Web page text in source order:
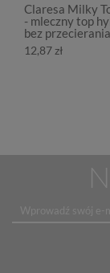
Claresa Milky
- mleczny top
bez
12,87 zł